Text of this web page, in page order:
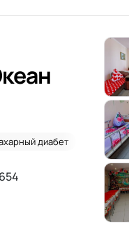
диабет